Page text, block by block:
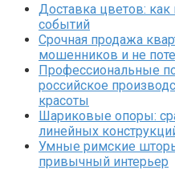
Доставка цветов:
событий
Срочная продажа
мошенников и не
Профессиональные
российское
красоты
Шариковые опоры:
линейных
Умные римские
привычный интерьер